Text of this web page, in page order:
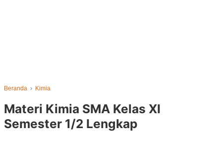
Beranda › Kimia
Materi Kimia SMA Kelas XI
Semester 1/2 Lengkap